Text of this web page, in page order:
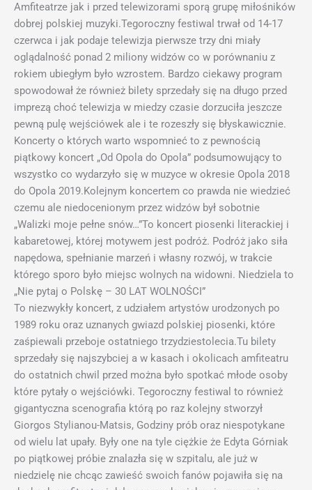
Amfiteatrze jak i przed telewizorami sporą grupę miłośników
dobrej polskiej muzyki.Tegoroczny festiwal trwał od 14-17
czerwca i jak podaje telewizja pierwsze trzy dni miały
oglądalność ponad 2 miliony widzów co w porównaniu z
rokiem ubiegłym było wzrostem. Bardzo ciekawy program
spowodował że również bilety sprzedały się na długo przed
imprezą choć telewizja w miedzy czasie dorzuciła jeszcze
pewną pulę wejściówek ale i te rozeszły się błyskawicznie.
Koncerty o których warto wspomnieć to z pewnością
piątkowy koncert „Od Opola do Opola” podsumowujący to
wszystko co wydarzyło się w muzyce w okresie Opola 2018
do Opola 2019.Kolejnym koncertem co prawda nie wiedzieć
czemu ale niedocenionym przez widzów był sobotnie
„Walizki moje pełne snów…”To koncert piosenki literackiej i
kabaretowej, której motywem jest podróż. Podróż jako siła
napędowa, spełnianie marzeń i własny rozwój, w trakcie
którego sporo było miejsc wolnych na widowni. Niedziela to
„Nie pytaj o Polskę – 30 LAT WOLNOŚCI”
To niezwykły koncert, z udziałem artystów urodzonych po
1989 roku oraz uznanych gwiazd polskiej piosenki, które
zaśpiewali przeboje ostatniego trzydziestolecia.Tu bilety
sprzedały się najszybciej a w kasach i okolicach amfiteatru
do ostatnich chwil przed można było spotkać młode osoby
które pytały o wejściówki. Tegoroczny festiwal to również
gigantyczna scenografia którą po raz kolejny stworzył
Giorgos Stylianou-Matsis, Godziny prób oraz niespotykane
od wielu lat upały. Były one na tyle ciężkie że Edyta Górniak
po piątkowej próbie znalazła się w szpitalu, ale już w
niedzielę nie chcąc zawieść swoich fanów pojawiła się na